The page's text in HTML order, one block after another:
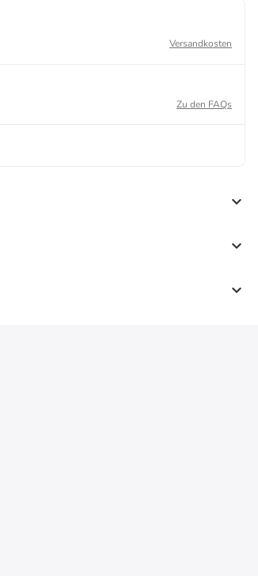
Versandkosten
Zu den FAQs